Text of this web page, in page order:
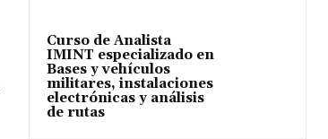
Curso de Analista
IMINT especializado en
Bases y vehículos
militares, instalaciones
electrónicas y análisis
de rutas